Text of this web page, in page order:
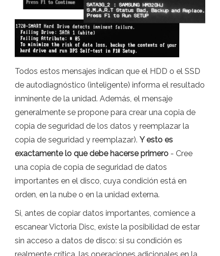
Todos estos mensajes indican que el HDD o el SSD
de autodiagnóstico (inteligente) informa el resultado
inminente de la unidad. Además, el mensaje
generalmente se propone para crear una copia de
copia de seguridad de los datos y reemplazar la
copia de seguridad y reemplazar). Y esto es
exactamente lo que debe hacerse primero - Cree
una copia de copia de seguridad de datos
importantes en el disco, cuya condición está en
orden, en la nube o en la unidad externa.
Si, antes de copiar datos importantes, comience a
escanear Victoria Disc, existe la posibilidad de estar
sin acceso a datos de disco: si su condición es